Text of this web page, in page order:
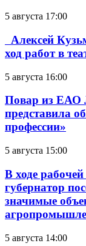
5 августа 17:00
Алексей
ход работ в
5 августа 16:00
Повар из ЕАО
представила
профессии»
5 августа 15:00
В ходе
губернатор
значимые
5 августа 14:00